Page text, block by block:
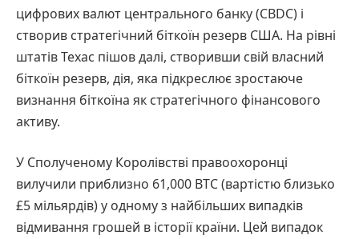
цифрових валют центрального банку (CBDC) і
створив стратегічний біткоїн резерв США. На рівні
штатів Техас пішов далі, створивши свій власний
біткоїн резерв, дія, яка підкреслює зростаюче
визнання біткоїна як стратегічного фінансового
активу.
У Сполученому Королівстві правоохоронці
вилучили приблизно 61,000 BTC (вартістю близько
£5 мільярдів) у одному з найбільших випадків
відмивання грошей в історії країни. Цей випадок